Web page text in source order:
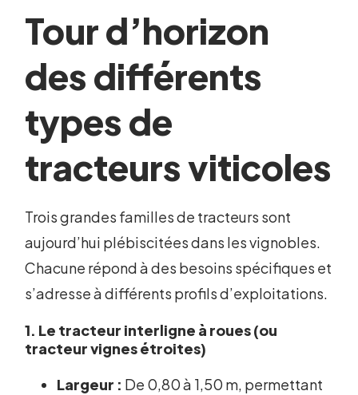
Tour d’horizon
des différents
types de
tracteurs viticoles
Trois grandes familles de tracteurs sont
aujourd’hui plébiscitées dans les vignobles.
Chacune répond à des besoins spécifiques et
s’adresse à différents profils d’exploitations.
1. Le tracteur interligne à roues (ou
tracteur vignes étroites)
Largeur : De 0,80 à 1,50 m, permettant